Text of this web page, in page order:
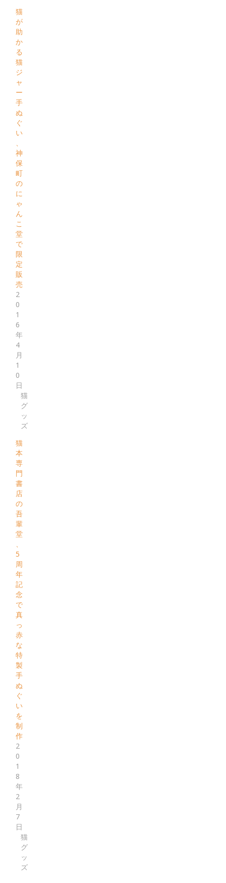
猫
が
助
か
る
猫
ジ
ャ
ー
手
ぬ
ぐ
い
、
神
保
町
の
に
ゃ
ん
こ
堂
で
限
定
販
売
2
0
1
6
年
4
月
1
0
日
猫
グ
ッ
ズ
猫
本
専
門
書
店
の
吾
輩
堂
、
5
周
年
記
念
で
真
っ
赤
な
特
製
手
ぬ
ぐ
い
を
制
作
2
0
1
8
年
2
月
7
日
猫
グ
ッ
ズ